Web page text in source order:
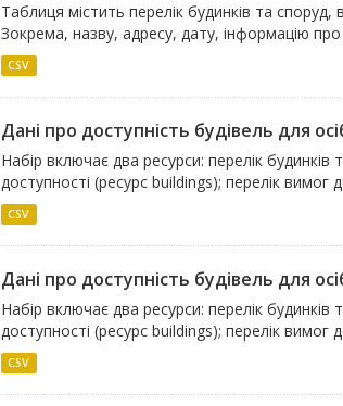
Таблиця містить перелік будинків та
Зокрема, назву, адресу, дату, інформацію про
CSV
Дані про доступність будівель для
Набір включає два ресурси: перелік
доступності (ресурс buildings); перелік вимог
CSV
Дані про доступність будівель для
Набір включає два ресурси: перелік
доступності (ресурс buildings); перелік вимог
CSV